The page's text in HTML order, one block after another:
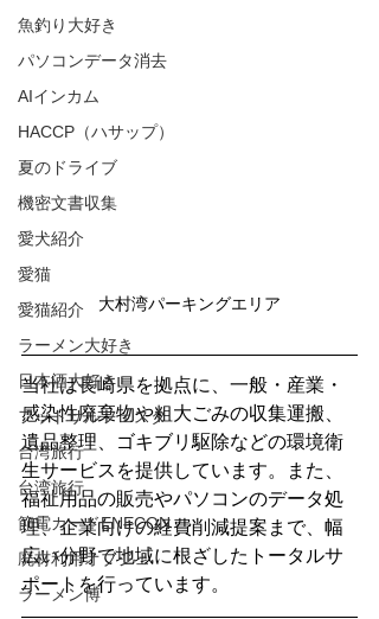
魚釣り大好き
パソコンデータ消去
AIインカム
HACCP（ハサップ）
夏のドライブ
機密文書収集
愛犬紹介
愛猫
愛猫紹介
ラーメン大好き
日本酒大好き
フットサルフェスタ
台湾旅行
台湾旅行
節電カードENECON
廃材利用オブジェ
ラーメン博
大村湾パーキングエリア
当社は長崎県を拠点に、一般・産業・
感染性廃棄物や粗大ごみの収集運搬、
遺品整理、ゴキブリ駆除などの環境衛
生サービスを提供しています。また、
福祉用品の販売やパソコンのデータ処
理、企業向けの経費削減提案まで、幅
広い分野で地域に根ざしたトータルサ
ポートを行っています。